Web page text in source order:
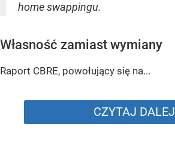
home swappingu.
Własność zamiast wymiany
Raport CBRE, powołujący się na...
CZYTAJ DALEJ